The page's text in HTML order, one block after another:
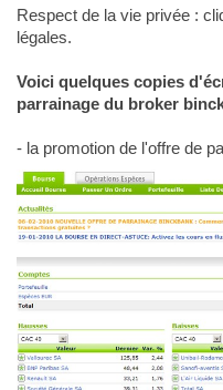
Respect de la vie privée :
légales.
Voici quelques copies
parrainage du broker
- la promotion de l'offre de